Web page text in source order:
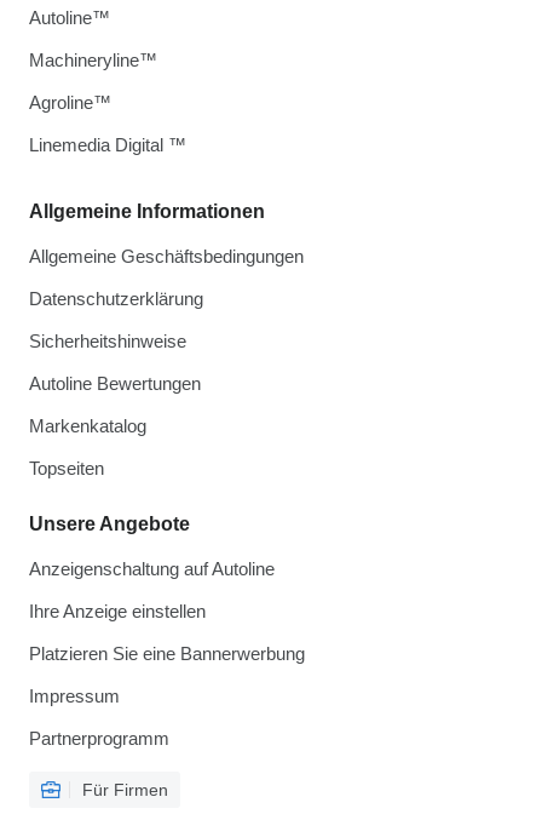
Allgemeine Informationen
Allgemeine Geschäftsbedingungen
Datenschutzerklärung
Sicherheitshinweise
Autoline Bewertungen
Markenkatalog
Topseiten
Unsere Angebote
Anzeigenschaltung auf Autoline
Ihre Anzeige einstellen
Platzieren Sie eine Bannerwerbung
Impressum
Partnerprogramm
Für Firmen
Autoline™
Machineryline™
Agroline™
Linemedia Digital ™